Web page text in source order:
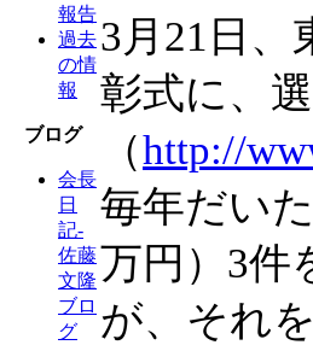
報告
過去
の情
報
ブログ
会長
日
記-
佐藤
文隆
ブロ
グ
3月21日、
彰式に、
（http://
毎年だい
万円）3件
が、それ